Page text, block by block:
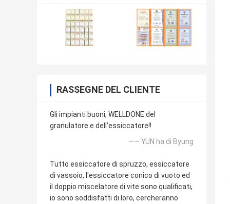
RASSEGNE DEL CLIENTE
Gli impianti buoni, WELLDONE del
granulatore e dell'essiccatore!!
—— YUN ha di Byung
Tutto essiccatore di spruzzo, essiccatore
di vassoio, l'essiccatore conico di vuoto ed
il doppio miscelatore di vite sono qualificati,
io sono soddisfatti di loro, cercheranno